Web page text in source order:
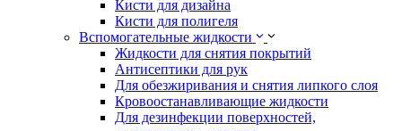
Кисти для дизайна
Кисти для полигеля
Вспомогательные жидкости
Жидкости для снятия покрытий
Антисептики для рук
Для обезжиривания и снятия липкого слоя
Кровоостанавливающие жидкости
Для дезинфекции поверхностей,